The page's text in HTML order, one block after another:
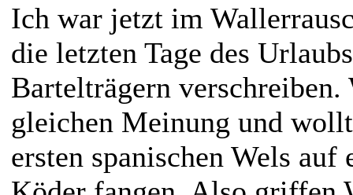
Ich war jetzt im
die letzten Tage des
Bartelträgern verschreiben.
gleichen Meinung und
ersten spanischen Wels